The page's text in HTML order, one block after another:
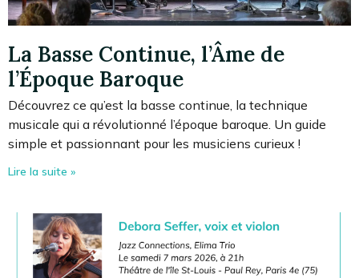
La Basse Continue, l’Âme de
l’Époque Baroque
Découvrez ce qu’est la basse continue, la technique
musicale qui a révolutionné l’époque baroque. Un guide
simple et passionnant pour les musiciens curieux !
Lire la suite »